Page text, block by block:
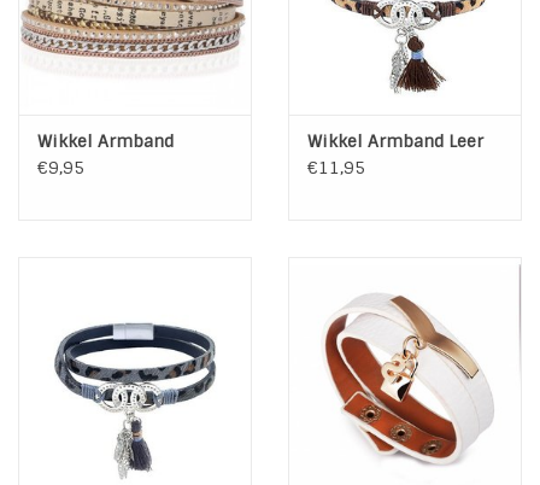
Materiaal:
PU leer l Metaal legering l Tijgeroog
Wikkel Armband
€9,95
Wikkel Armband Leer
€11,95